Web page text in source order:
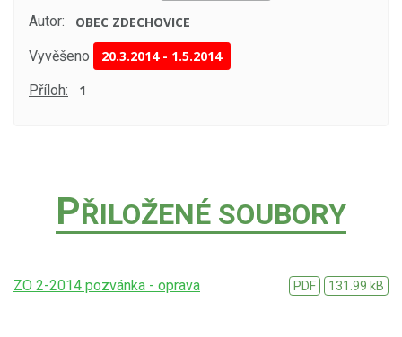
Autor:
OBEC ZDECHOVICE
Vyvěšeno 20.3.2014- 1.5.2014
Příloh: 1
PŘILOŽENÉ SOUBORY
ZO 2-2014 pozvánka - oprava PDF 131.99 kB